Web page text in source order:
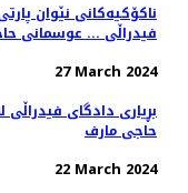
ناکۆکیەکانی نێوان
فیدراڵی ... عوسمانی
27 March 2024
بڕیاری دادگای
حاجی مارف
22 March 2024